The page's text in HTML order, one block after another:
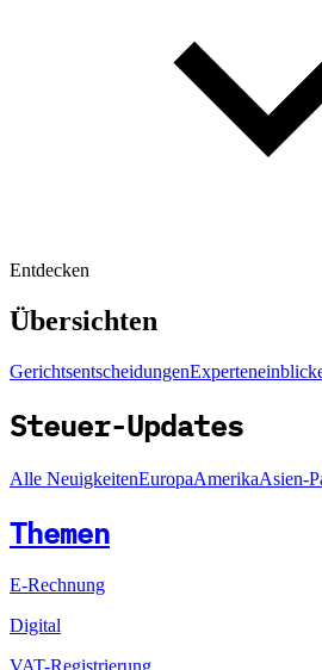
Entdecken
Übersichten
Gerichtsentscheidungen
Steuer-Updates
Alle NeuigkeitenEuropaAmerikaAsien-
Themen
E-Rechnung
Digital